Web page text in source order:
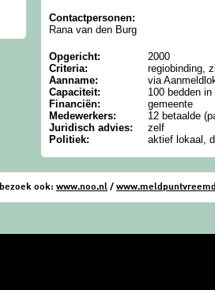
Contactpersonen:
Rana van den Burg
Opgericht:
2000
Criteria:
regiobinding,
Aanname:
via
Capaciteit:
100 bedden
Financiën:
gemeente
Medewerkers:
12 betaalde
Juridisch advies:
zelf
Politiek:
aktief lokaal,
bezoek ook: www.noo.nl /